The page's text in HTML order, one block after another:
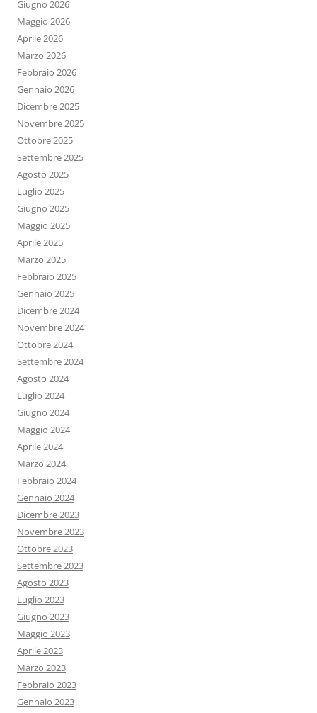
Giugno 2026
Maggio 2026
Aprile 2026
Marzo 2026
Febbraio 2026
Gennaio 2026
Dicembre 2025
Novembre 2025
Ottobre 2025
Settembre 2025
Agosto 2025
Luglio 2025
Giugno 2025
Maggio 2025
Aprile 2025
Marzo 2025
Febbraio 2025
Gennaio 2025
Dicembre 2024
Novembre 2024
Ottobre 2024
Settembre 2024
Agosto 2024
Luglio 2024
Giugno 2024
Maggio 2024
Aprile 2024
Marzo 2024
Febbraio 2024
Gennaio 2024
Dicembre 2023
Novembre 2023
Ottobre 2023
Settembre 2023
Agosto 2023
Luglio 2023
Giugno 2023
Maggio 2023
Aprile 2023
Marzo 2023
Febbraio 2023
Gennaio 2023